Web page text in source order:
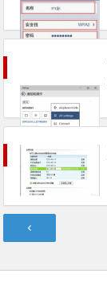
章